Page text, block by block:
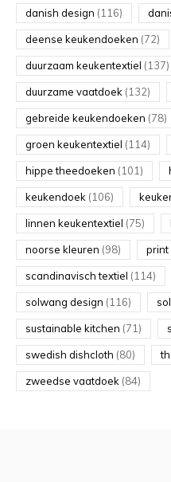
danish design (116)
deense keukendoeken (72)
duurzaam keukentextiel (137)
duurzame vaatdoek (132)
gebreide keukendoeken (78)
groen keukentextiel (114)
hippe theedoeken (101)
keukendoek (106)
linnen keukentextiel (75)
noorse kleuren (98) print
scandinavisch textiel (114)
solwang design (116)
sustainable kitchen (71)
swedish dishcloth (80)
zweedse vaatdoek (84)